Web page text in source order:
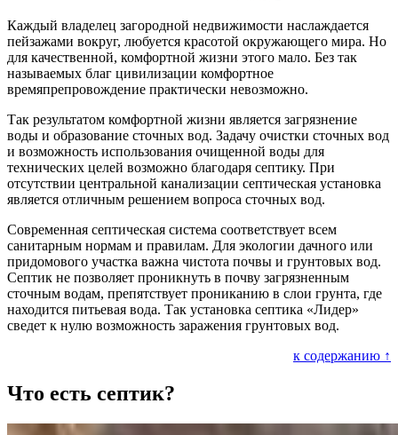
Каждый владелец загородной недвижимости наслаждается
пейзажами вокруг, любуется красотой окружающего мира. Но
для качественной, комфортной жизни этого мало. Без так
называемых благ цивилизации комфортное
времяпрепровождение практически невозможно.
Так результатом комфортной жизни является загрязнение
воды и образование сточных вод. Задачу очистки сточных вод
и возможность использования очищенной воды для
технических целей возможно благодаря септику. При
отсутствии центральной канализации септическая установка
является отличным решением вопроса сточных вод.
Современная септическая система соответствует всем
санитарным нормам и правилам. Для экологии дачного или
придомового участка важна чистота почвы и грунтовых вод.
Септик не позволяет проникнуть в почву загрязненным
сточным водам, препятствует прониканию в слои грунта, где
находится питьевая вода. Так установка септика «Лидер»
сведет к нулю возможность заражения грунтовых вод.
к содержанию ↑
Что есть септик?